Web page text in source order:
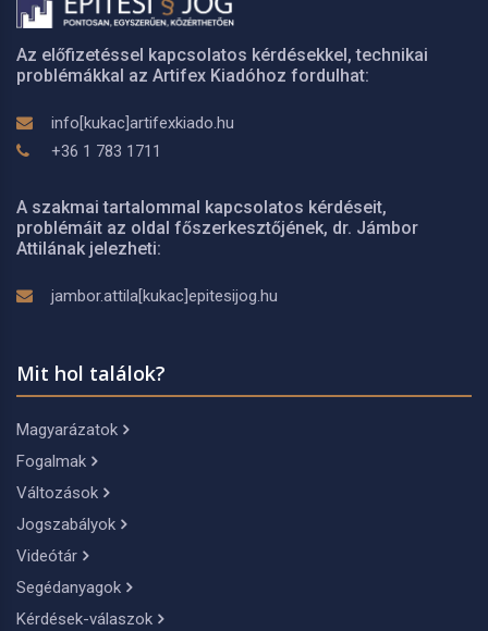
Az előfizetéssel kapcsolatos kérdésekkel, technikai
problémákkal az Artifex Kiadóhoz fordulhat:
info[kukac]artifexkiado.hu
+36 1 783 1711
A szakmai tartalommal kapcsolatos kérdéseit,
problémáit az oldal főszerkesztőjének, dr. Jámbor
Attilának jelezheti:
jambor.attila[kukac]epitesijog.hu
Mit hol találok?
Magyarázatok
Fogalmak
Változások
Jogszabályok
Videótár
Segédanyagok
Kérdések-válaszok